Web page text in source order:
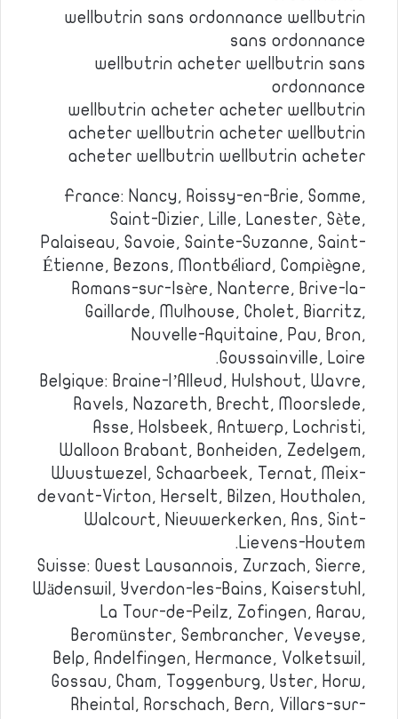
wellbutrin sans ordonnance wellbutrin
sans ordonnance
wellbutrin acheter wellbutrin sans
ordonnance
wellbutrin acheter acheter wellbutrin
acheter wellbutrin acheter wellbutrin
acheter wellbutrin wellbutrin acheter
France: Nancy, Roissy-en-Brie, Somme,
Saint-Dizier, Lille, Lanester, Sète,
Palaiseau, Savoie, Sainte-Suzanne, Saint-
Étienne, Bezons, Montbéliard, Compiègne,
Romans-sur-Isère, Nanterre, Brive-la-
Gaillarde, Mulhouse, Cholet, Biarritz,
Nouvelle-Aquitaine, Pau, Bron,
Goussainville, Loire.
Belgique: Braine-l’Alleud, Hulshout, Wavre,
Ravels, Nazareth, Brecht, Moorslede,
Asse, Holsbeek, Antwerp, Lochristi,
Walloon Brabant, Bonheiden, Zedelgem,
Wuustwezel, Schaarbeek, Ternat, Meix-
devant-Virton, Herselt, Bilzen, Houthalen,
Walcourt, Nieuwerkerken, Ans, Sint-
Lievens-Houtem.
Suisse: Ouest Lausannois, Zurzach, Sierre,
Wädenswil, Yverdon-les-Bains, Kaiserstuhl,
La Tour-de-Peilz, Zofingen, Aarau,
Beromünster, Sembrancher, Veveyse,
Belp, Andelfingen, Hermance, Volketswil,
Gossau, Cham, Toggenburg, Uster, Horw,
Rheintal, Rorschach, Bern, Villars-sur-